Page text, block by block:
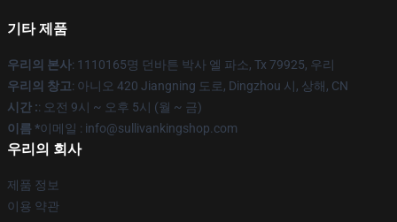
기타 제품
우리의 본사: 1110165명 던바튼 박사 엘 파소, Tx 79925, 우리
우리의 창고: 아니오 420 Jiangning 도로, Dingzhou 시, 상해, CN
시간 :: 오전 9시 ~ 오후 5시 (월 ~ 금)
이름 *이메일 : info@sullivankingshop.com
우리의 회사
제품 정보
이용 약관